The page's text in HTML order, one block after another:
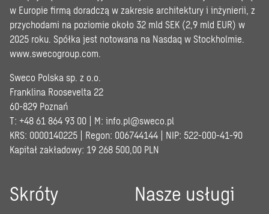
w Europie firmą doradczą w zakresie architektury i inżynierii, z
przychodami na poziomie około 32 mld SEK (2,9 mld EUR) w
2025 roku. Spółka jest notowana na Nasdaq w Stockholmie.
www.swecogroup.com
Sweco Polska sp. z o.o.
Franklina Roosevelta 22
60-829 Poznań
T: +48 61 864 93 00 | M: info.pl@sweco.pl
KRS: 0000140225 | Regon: 006744144 | NIP: 522-000-41-90
Kapitał zakładowy: 19 268 500,00 PLN
Skróty Nasze usługi